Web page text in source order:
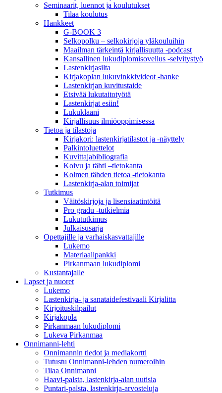
Seminaarit, luennot ja koulutukset
Tilaa koulutus
Hankkeet
G-BOOK 3
Selkopolku – selkokirjoja yläkouluihin
Maailman tärkeintä kirjallisuutta -podcast
Kansallinen lukudiplomisovellus -selvitystyö
Lastenkirjasilta
Kirjakoplan lukuvinkkivideot -hanke
Lastenkirjan kuvitustaide
Etsivää lukutaitotyötä
Lastenkirjat esiin!
Lukuklaani
Kirjallisuus ilmiöoppimisessa
Tietoa ja tilastoja
Kirjakori: lastenkirjatilastot ja -näyttely
Palkintoluettelot
Kuvittaja­bibliografia
Koivu ja tähti –tietokanta
Kolmen tähden tietoa -tietokanta
Lastenkirja-alan toimijat
Tutkimus
Väitöskirjoja ja lisensiaatintöitä
Pro gradu -tutkielmia
Lukututkimus
Julkaisusarja
Opettajille ja varhaiskasvattajille
Lukemo
Materiaalipankki
Pirkanmaan lukudiplomi
Kustantajalle
Lapset ja nuoret
Lukemo
Lastenkirja- ja sanataidefestivaali Kirjalitta
Kirjoituskilpailut
Kirjakopla
Pirkanmaan lukudiplomi
Lukeva Pirkanmaa
Onnimanni-lehti
Onnimannin tiedot ja mediakortti
Tutustu Onnimanni-lehden numeroihin
Tilaa Onnimanni
Haavi-palsta, lastenkirja-alan uutisia
Puntari-palsta, lastenkirja-arvosteluja